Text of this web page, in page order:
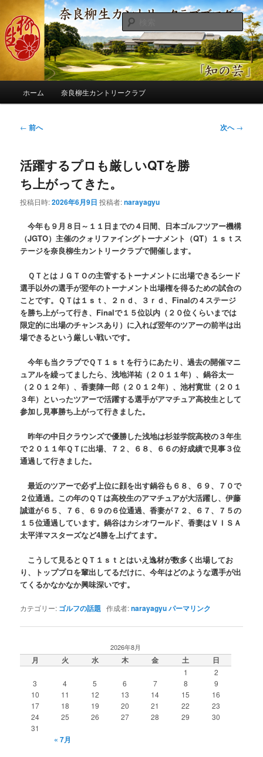
ン
コ
ン
へ
奈良柳生カントリークラブ総支配人
ブログ
季節の話題、クラブの出来事、コースの改修・更新作業、ゴルフに関する随
筆、喜怒哀楽などを気まぐれに発信します。
検
索
ホーム 奈良柳生カントリークラブ
投
ビ
ゲ
ー
シ
ン
← 前へ 次へ→
活躍するプロも厳しいQTを勝
ち上がってきた。
投稿日時:2026年6月9日 投稿者:narayagyu
今年も９月８日～１１日までの４日間、日本ゴルフツアー機構
（JGTO）主催のクォリファイングトーナメント（QT）１ｓｔス
テージを奈良柳生カントリークラブで開催します。
ＱＴとはＪＧＴＯの主管するトーナメントに出場できるシード
選手以外の選手が翌年のトーナメント出場権を得るための試合の
ことです。ＱＴは１ｓｔ、２ｎｄ、３ｒｄ、Finalの４ステージ
を勝ち上がって行き、Finalで１５位以内（２０位くらいまでは
限定的に出場のチャンスあり）に入れば翌年のツアーの前半は出
場できるという厳しい戦いです。
今年も当クラブでＱＴ１ｓｔを行うにあたり、過去の開催マニ
ュアルを繰ってましたら、浅地洋祐（２０１１年）、鍋谷太一
（２０１２年）、香妻陣一郎（２０１２年）、池村寛世（２０１
３年）といったツアーで活躍する選手がアマチュア高校生として
参加し見事勝ち上がって行きました。
昨年の中日クラウンズで優勝した浅地は杉並学院高校の３年生
で２０１１年ＱＴに出場、７２、６８、６６の好成績で見事３位
通過して行きました。
最近のツアーで必ず上位に顔を出す鍋谷も６８、６９、７０で
２位通過。この年のＱＴは高校生のアマチュアが大活躍し、伊藤
誠道が６５、７６、６９の６位通過、香妻が７２、６７、７５の
１５位通過しています。鍋谷はカシオワールド、香妻はＶＩＳＡ
太平洋マスターズなど4勝を上げてます。
こうして見るとＱＴ１ｓｔとはいえ逸材が数多く出場してお
り、トッププロを輩出してるだけに、今年はどのような選手が出
てくるかなかなか興味深いです。
カテゴリー: ゴルフの話題 作成者:narayagyuパーマリンク
2026年8月
月 火 水 木 金 土 日
1
2
3
4 5 6 7 8
9
10
11 12 13 14 15
16
17
18 19 20 21 22
23
24
25 26 27 28 29
30
31
« 7月